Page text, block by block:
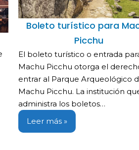
Boleto turístico para
Picchu
El boleto turístico o entrada
Machu Picchu otorga el
entrar al Parque Arqueológico
Machu Picchu. La institución
administra los boletos…
Leer más »